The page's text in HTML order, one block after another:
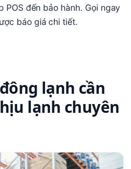
POS đến bảo hành. Gọi ngay
báo giá chi tiết.
lạnh cần
lạnh chuyên